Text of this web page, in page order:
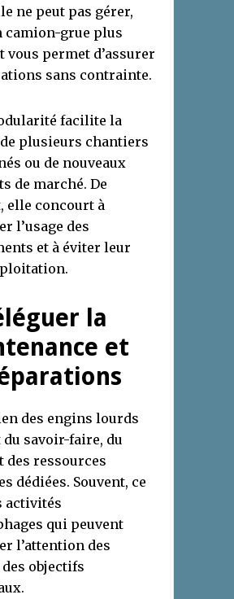
ne peut pas gérer,
camion-grue plus
vous permet d’assurer
sans contrainte.
facilite la
plusieurs chantiers
ou de nouveaux
de marché. De
elle concourt à
l’usage des
et à éviter leur
la
et
des engins lourds
savoir-faire, du
des ressources
dédiées. Souvent, ce
activités
qui peuvent
l’attention des
objectifs